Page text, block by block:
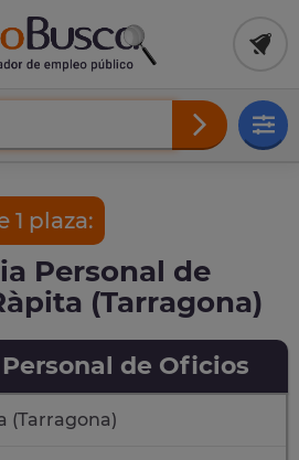
1 plaza:
Personal de
(Tarragona)
de Oficios
(Tarragona)